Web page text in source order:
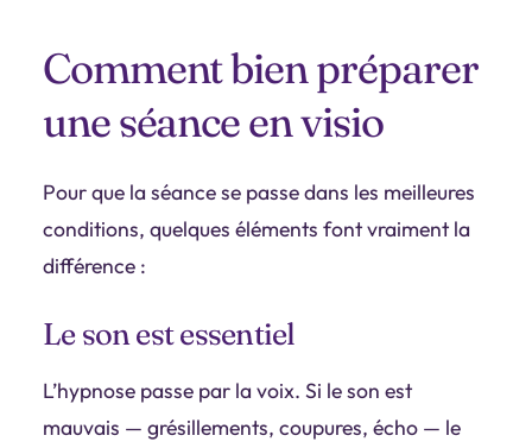
Comment bien préparer
une séance en visio
Pour que la séance se passe dans les meilleures
conditions, quelques éléments font vraiment la
différence :
Le son est essentiel
L’hypnose passe par la voix. Si le son est
mauvais — grésillements, coupures, écho — le